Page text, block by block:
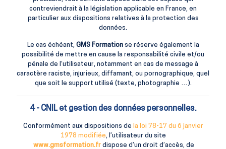
contreviendrait à la législation applicable en France, en
particulier aux dispositions relatives à la protection des
données.
Le cas échéant, GMS Formationse réserve également la
possibilité de mettre en cause la responsabilité civile et/ou
pénale de l’utilisateur, notamment en cas de message à
caractère raciste, injurieux, diffamant, ou pornographique, quel
que soit le support utilisé (texte, photographie …).
4 - CNIL et gestion des données personnelles.
Conformément aux dispositions de la loi 78-17 du 6 janvier
1978 modifiée, l’utilisateur du site
www.gmsformation.fr dispose d’un droit d’accès, de